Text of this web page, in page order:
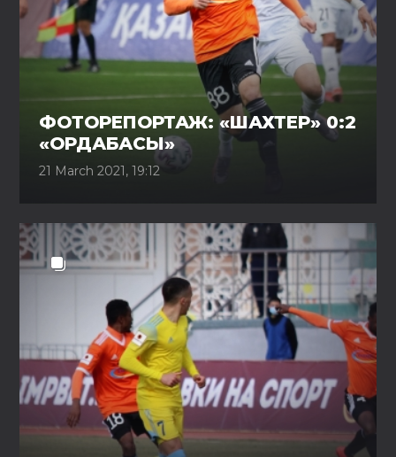
ФОТОРЕПОРТАЖ: «ШАХТЕР» 0:2
«ОРДАБАСЫ»
21 March 2021, 19:12